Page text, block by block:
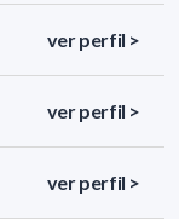
ver perfil >
ver perfil >
ver perfil >